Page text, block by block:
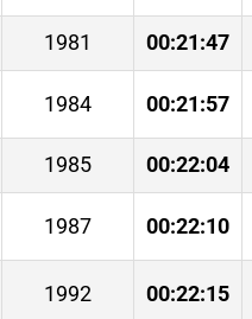
1981 00:21:47
1984 00:21:57
1985 00:22:04
1987 00:22:10
1992 00:22:15